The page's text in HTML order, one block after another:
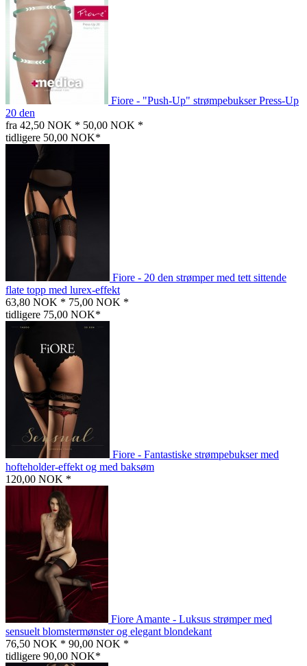
Fiore - "Push-Up" strømpebukser Press-Up
20 den
fra 42,50 NOK * 50,00 NOK *
tidligere 50,00 NOK*
Fiore - 20 den strømper med tett sittende
flate topp med lurex-effekt
63,80 NOK * 75,00 NOK *
tidligere 75,00 NOK*
Fiore - Fantastiske strømpebukser med
hofteholder-effekt og med baksøm
120,00 NOK *
Fiore Amante - Luksus strømper med
sensuelt blomstermønster og elegant blondekant
76,50 NOK * 90,00 NOK *
tidligere 90,00 NOK*